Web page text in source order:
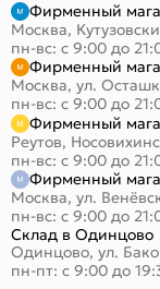
Фирменный
Москва,
пн-вс: с 9:00 до
Фирменный
Москва, ул.
пн-вс: с 9:00 до
Фирменный
Реутов,
пн-вс: с 9:00 до
Фирменный
Москва, ул.
пн-вс: с 9:00 до
Склад в Одинцово
Одинцово, ул.
пн-пт: с 9:00 до